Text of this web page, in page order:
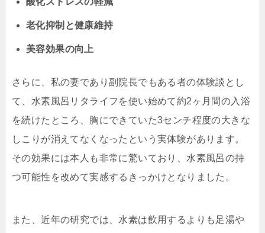
老化抑制と健康維持
美容効果の向上
さらに、私の妻であり副院長でもある者の体験談とし
て、水素風呂リタライフを使い始めて約2ヶ月間の入浴
を続けたところ、胸にできていた3センチ程度の大きな
しこりが消えてなくなったという実体験があります。
その効果には本人も非常に驚いており、水素風呂の持
つ可能性を改めて実感するきっかけとなりました。
また、近年の研究では、水素は飲用するよりも足湯や